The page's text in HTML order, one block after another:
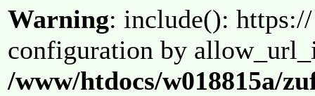
Warning: include():
configuration by
/www/htdocs/w018815a/